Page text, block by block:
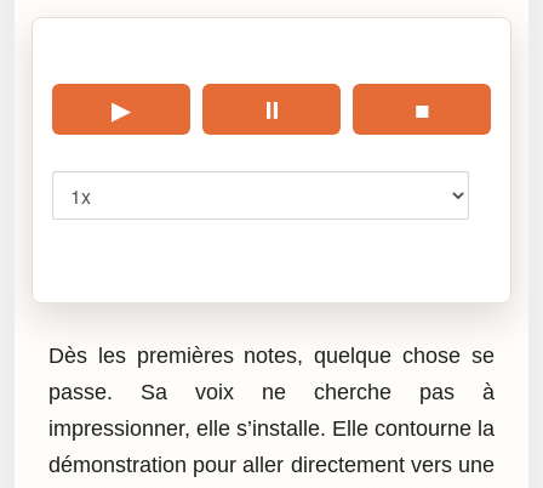
▶ ⏸ ■
Dès les premières notes, quelque chose se
passe. Sa voix ne cherche pas à
impressionner, elle s’installe. Elle contourne la
démonstration pour aller directement vers une